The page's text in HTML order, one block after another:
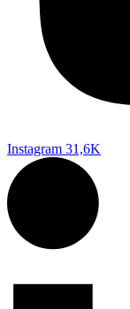
Instagram 31,6K